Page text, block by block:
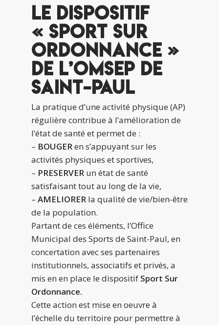
Le dispositif
« Sport sur
Ordonnance »
de l’OMSEP de
Saint-Paul
La pratique d’une activité physique (AP)
régulière contribue à l’amélioration de
l’état de santé et permet de :
– BOUGERen s’appuyant sur les
activités physiques et sportives,
– PRESERVER un état de santé
satisfaisant tout au long de la vie,
– AMELIORER la qualité de vie/bien-être
de la population.
Partant de ces éléments, l’Office
Municipal des Sports de Saint-Paul, en
concertation avec ses partenaires
institutionnels, associatifs et privés, a
mis en en place le dispositif Sport Sur
Ordonnance.
Cette action est mise en oeuvre à
l’échelle du territoire pour permettre à